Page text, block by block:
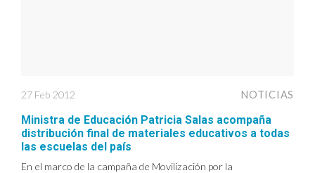
27 Feb 2012 NOTICIAS
Ministra de Educación Patricia Salas acompaña
distribución final de materiales educativos a todas
las escuelas del país
En el marco de la campaña de Movilización por la